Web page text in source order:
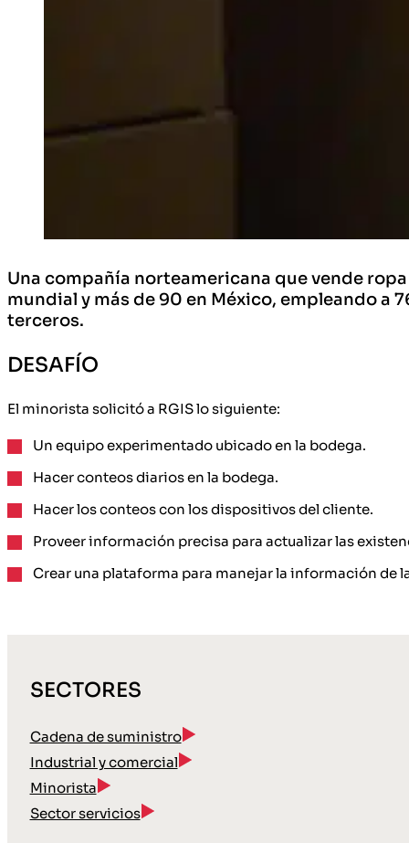
Una compañía norteamericana que vende
mundial y más de 90 en México, empleando a
terceros.
DESAFÍO
El minorista solicitó a RGIS lo siguiente:
Un equipo experimentado ubicado en la bodega.
Hacer conteos diarios en la bodega.
Hacer los conteos con los dispositivos del cliente.
Proveer información precisa para actualizar las
Crear una plataforma para manejar la información de
SECTORES
Cadena de suministro
Industrial y comercial
Minorista
Sector servicios